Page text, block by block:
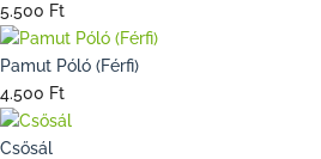
5.500 Ft
Pamut Póló (Férfi)
4.500 Ft
Csősál